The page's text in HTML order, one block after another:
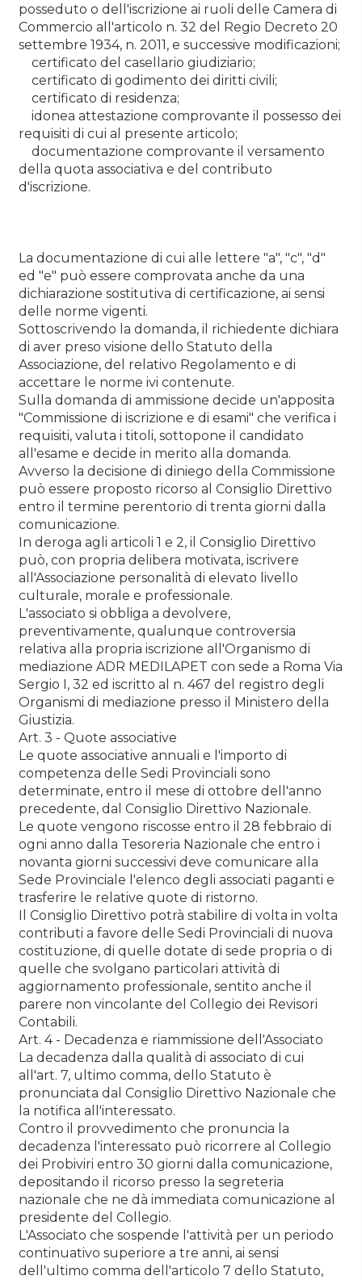
posseduto o dell'iscrizione ai ruoli delle Camera di
Commercio all'articolo n. 32 del Regio Decreto 20
settembre 1934, n. 2011, e successive modificazioni;
certificato del casellario giudiziario;
certificato di godimento dei diritti civili;
certificato di residenza;
idonea attestazione comprovante il possesso dei
requisiti di cui al presente articolo;
documentazione comprovante il versamento
della quota associativa e del contributo
d'iscrizione.
La documentazione di cui alle lettere "a", "c", "d"
ed "e" può essere comprovata anche da una
dichiarazione sostitutiva di certificazione, ai sensi
delle norme vigenti.
Sottoscrivendo la domanda, il richiedente dichiara
di aver preso visione dello Statuto della
Associazione, del relativo Regolamento e di
accettare le norme ivi contenute.
Sulla domanda di ammissione decide un'apposita
"Commissione di iscrizione e di esami" che verifica i
requisiti, valuta i titoli, sottopone il candidato
all'esame e decide in merito alla domanda.
Avverso la decisione di diniego della Commissione
può essere proposto ricorso al Consiglio Direttivo
entro il termine perentorio di trenta giorni dalla
comunicazione.
In deroga agli articoli 1 e 2, il Consiglio Direttivo
può, con propria delibera motivata, iscrivere
all'Associazione personalità di elevato livello
culturale, morale e professionale.
L'associato si obbliga a devolvere,
preventivamente, qualunque controversia
relativa alla propria iscrizione all'Organismo di
mediazione ADR MEDILAPET con sede a Roma Via
Sergio I, 32 ed iscritto al n. 467 del registro degli
Organismi di mediazione presso il Ministero della
Giustizia.
Art. 3 - Quote associative
Le quote associative annuali e l'importo di
competenza delle Sedi Provinciali sono
determinate, entro il mese di ottobre dell'anno
precedente, dal Consiglio Direttivo Nazionale.
Le quote vengono riscosse entro il 28 febbraio di
ogni anno dalla Tesoreria Nazionale che entro i
novanta giorni successivi deve comunicare alla
Sede Provinciale l'elenco degli associati paganti e
trasferire le relative quote di ristorno.
Il Consiglio Direttivo potrà stabilire di volta in volta
contributi a favore delle Sedi Provinciali di nuova
costituzione, di quelle dotate di sede propria o di
quelle che svolgano particolari attività di
aggiornamento professionale, sentito anche il
parere non vincolante del Collegio dei Revisori
Contabili.
Art. 4 - Decadenza e riammissione dell'Associato
La decadenza dalla qualità di associato di cui
all'art. 7, ultimo comma, dello Statuto è
pronunciata dal Consiglio Direttivo Nazionale che
la notifica all'interessato.
Contro il provvedimento che pronuncia la
decadenza l'interessato può ricorrere al Collegio
dei Probiviri entro 30 giorni dalla comunicazione,
depositando il ricorso presso la segreteria
nazionale che ne dà immediata comunicazione al
presidente del Collegio.
L'Associato che sospende l'attività per un periodo
continuativo superiore a tre anni, ai sensi
dell'ultimo comma dell'articolo 7 dello Statuto,